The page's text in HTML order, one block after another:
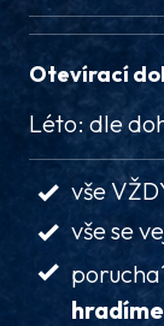
Otevírací
Léto: dle
vše
vše se
hradíme